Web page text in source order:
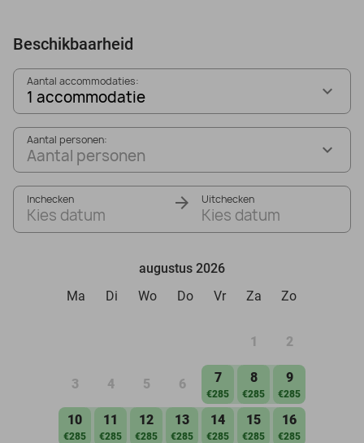
Beschikbaarheid
Aantal accommodaties:
1 accommodatie
Aantal personen:
Aantal personen
Inchecken
Kies datum
Uitchecken
Kies datum
augustus 2026
Ma
Di Wo Do Vr Za Zo
1 2
3 4 5 6 7
€285
8
€285
9
€285
10
€285
11
€285
12
€285
13
€285
14
€285
15
€285
16
€285